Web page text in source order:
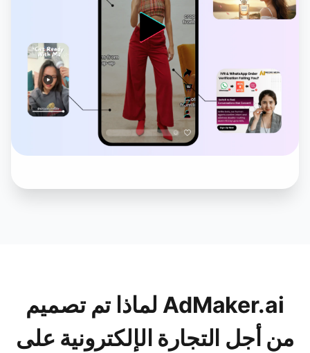
لماذا تم تصميم AdMaker.ai
من أجل التجارة الإلكترونية على